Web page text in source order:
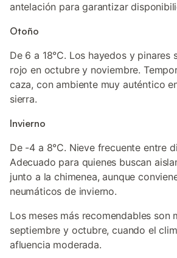
antelación para garantizar
Otoño
De 6 a 18°C. Los hayedos y pinares
rojo en octubre y noviembre.
caza, con ambiente muy auténtico
sierra.
Invierno
De -4 a 8°C. Nieve frecuente entre
Adecuado para quienes buscan
junto a la chimenea, aunque
neumáticos de invierno.
Los meses más recomendables son
septiembre y octubre, cuando el
afluencia moderada.